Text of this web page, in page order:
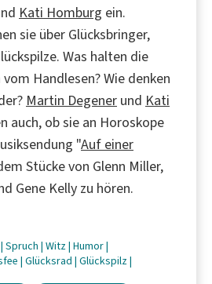
Kati Homburg ein.
sie über Glücksbringer,
Was halten die
Handlesen? Wie denken
Martin Degener und Kati
auch, ob sie an Horoskope
"Auf einer
Stücke von Glenn Miller,
Gene Kelly zu hören.
| Spruch | Witz| Humor|
| Glücksrad | Glückspilz|